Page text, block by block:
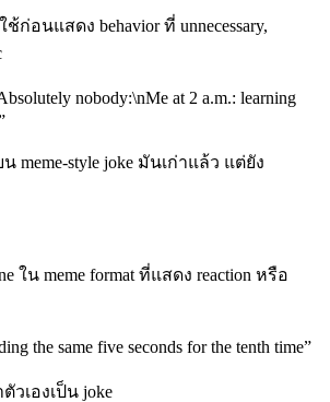
ช้ก่อนแสดง behavior ที่ unnecessary,
nobody:\nMe at 2 a.m.: learning
meme-style joke มันเก่าแล้ว แต่ยัง
ใน meme format ที่แสดง reaction หรือ
the same five seconds for the tenth time”
วเองเป็น joke